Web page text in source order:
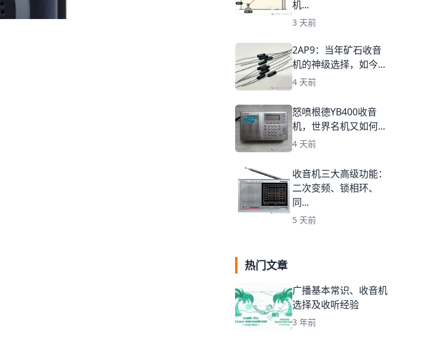
机...
3 天前
2AP9：当年矿石收音
机的神级选择，如今...
4 天前
怒喷根德YB400收音
机，世界名机又如何...
4 天前
收音机三大高级功能：
二次变频、锁相环、
同...
5 天前
热门文章
广播基本常识、收音机
选择及收听经验
3 年前